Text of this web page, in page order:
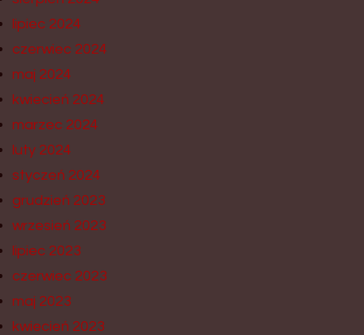
lipiec 2024
czerwiec 2024
maj 2024
kwiecień 2024
marzec 2024
luty 2024
styczeń 2024
grudzień 2023
wrzesień 2023
lipiec 2023
czerwiec 2023
maj 2023
kwiecień 2023